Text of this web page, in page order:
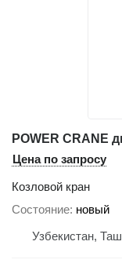
POWER CRANE
Цена по запросу
Козловой кран
Состояние новый
Узбекистан,